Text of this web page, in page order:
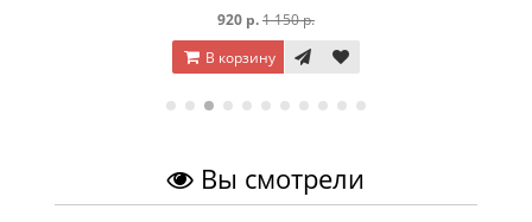
920 р.1 150 р.
В корзину
Вы смотрели